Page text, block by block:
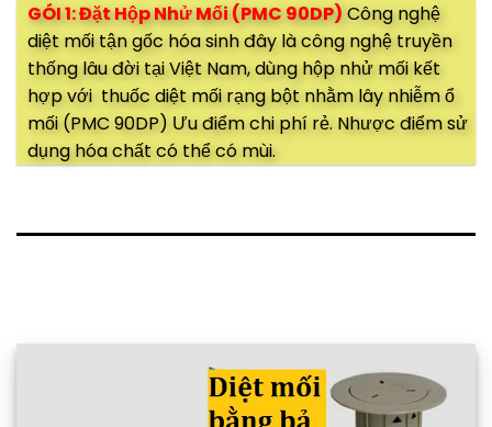
GÓI 1: Đặt Hộp Nhử Mối (PMC 90DP) Công nghệ
diệt mối tận gốc hóa sinh đây là công nghệ truyền
thống lâu đời tại Việt Nam, dùng hộp nhử mối kết
hợp với thuốc diệt mối rạng bột nhằm lây nhiễm ổ
mối (PMC 90DP) Ưu điểm chi phí rẻ. Nhược điểm sử
dụng hóa chất có thể có mùi.